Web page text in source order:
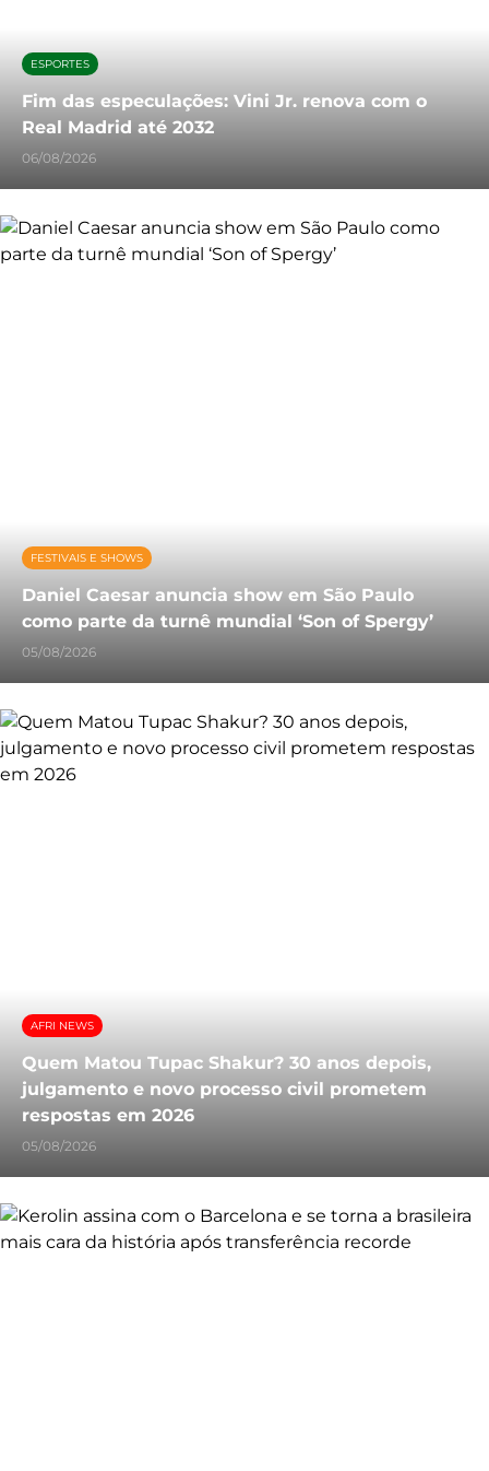
ESPORTES
Fim das especulações: Vini Jr. renova com o
Real Madrid até 2032
06/08/2026
FESTIVAIS E SHOWS
Daniel Caesar anuncia show em São Paulo
como parte da turnê mundial ‘Son of Spergy’
05/08/2026
AFRI NEWS
Quem Matou Tupac Shakur? 30 anos depois,
julgamento e novo processo civil prometem
respostas em 2026
05/08/2026